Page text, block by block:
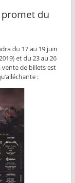
promet du
du 17 au 19 juin
et du 23 au 26
de billets est
: